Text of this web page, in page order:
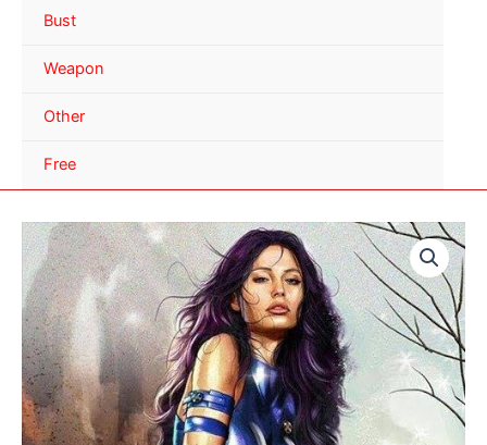
Bust
Weapon
Other
Free